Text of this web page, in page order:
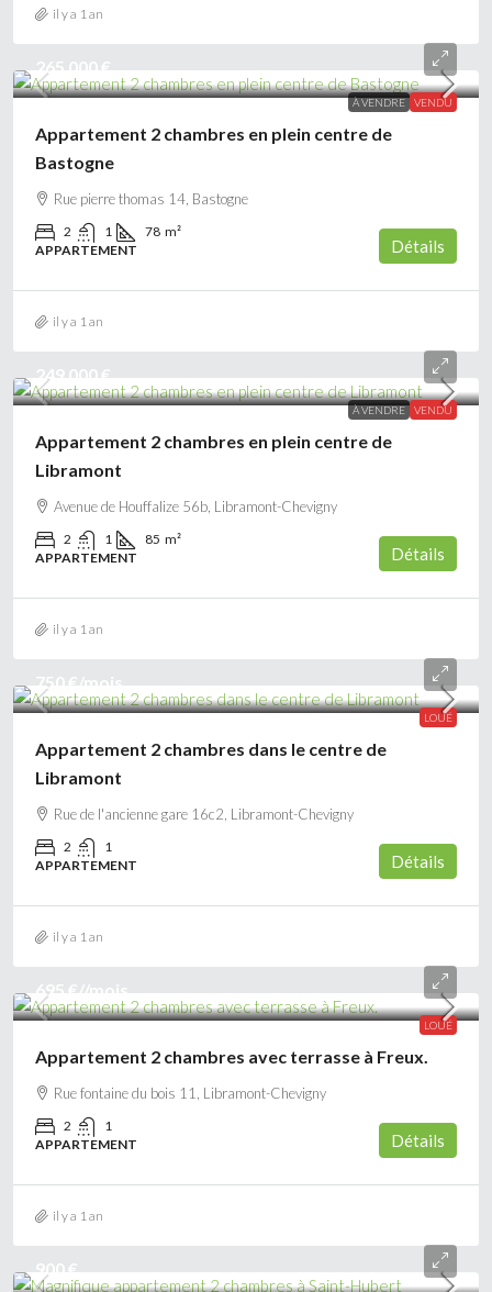
il y a 1 an
À VENDRE VENDU
265 000 €
Appartement 2 chambres en plein centre de
Bastogne
Rue pierre thomas 14, Bastogne
2 1 78 m²
APPARTEMENT
Détails
il y a 1 an
À VENDRE VENDU
249 000 €
Appartement 2 chambres en plein centre de
Libramont
Avenue de Houffalize 56b, Libramont-Chevigny
2 1 85 m²
APPARTEMENT
Détails
il y a 1 an
LOUÉ
750 €/mois
Appartement 2 chambres dans le centre de
Libramont
Rue de l'ancienne gare 16c2, Libramont-Chevigny
2
1
APPARTEMENT
Détails
il y a 1 an
LOUÉ
695 €//mois
Appartement 2 chambres avec terrasse à Freux.
Rue fontaine du bois 11, Libramont-Chevigny
2
1
APPARTEMENT
Détails
il y a 1 an
900 €